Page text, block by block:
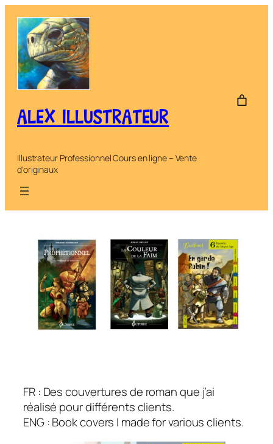
contenu
ALEX ILLUSTRATEUR
Illustrateur Professionnel Cours en ligne – Vente
d'originaux
FR : Des couvertures de roman que j’ai
réalisé pour différents clients.
ENG : Book covers I made for various clients.